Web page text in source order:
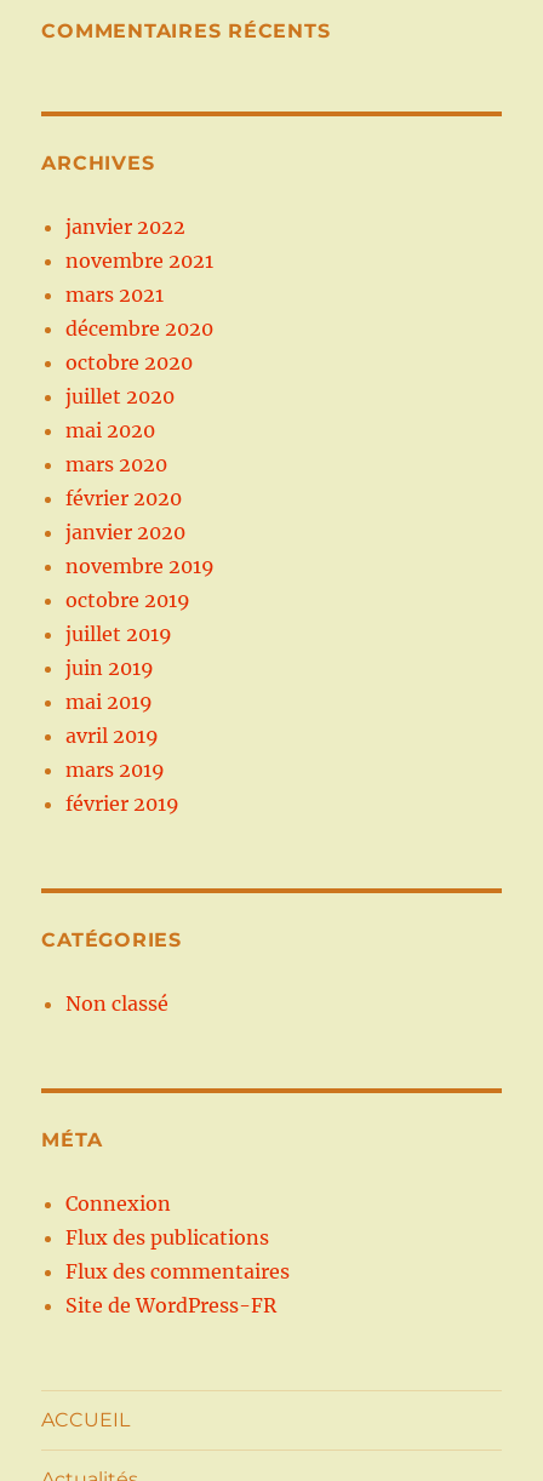
COMMENTAIRES RÉCENTS
ARCHIVES
janvier 2022
novembre 2021
mars 2021
décembre 2020
octobre 2020
juillet 2020
mai 2020
mars 2020
février 2020
janvier 2020
novembre 2019
octobre 2019
juillet 2019
juin 2019
mai 2019
avril 2019
mars 2019
février 2019
CATÉGORIES
Non classé
MÉTA
Connexion
Flux des publications
Flux des commentaires
Site de WordPress-FR
ACCUEIL